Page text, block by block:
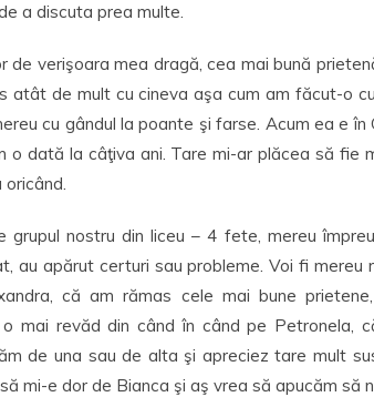
a discuta prea multe.
verişoara mea dragă, cea mai bună
atât de mult cu cineva aşa cum am făcut-o
cu gândul la poante şi farse. Acum ea e în
o dată la câţiva ani. Tare mi-ar plăcea să fie
nostru din liceu – 4 fete, mereu
au apărut certuri sau probleme. Voi fi mereu
că am rămas cele mai bune
mai revăd din când în când pe Petronela,
de una sau de alta şi apreciez tare mult
mi-e dor de Bianca şi aş vrea să apucăm să